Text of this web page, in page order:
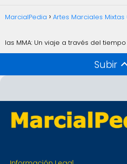
MarcialPedia Artes Marciales Mixtas
las MMA: Un viaje a través del
Subir